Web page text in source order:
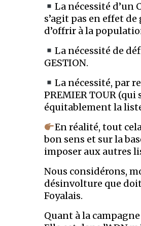
La nécessité d’un
s’agit pas en effet
d’offrir à la
La nécessité de
GESTION.
La nécessité, par
PREMIER TOUR
équitablement la
En réalité, tout
bon sens et sur la
imposer aux autres
Nous considérons,
désinvolture que
Foyalais.
Quant à la